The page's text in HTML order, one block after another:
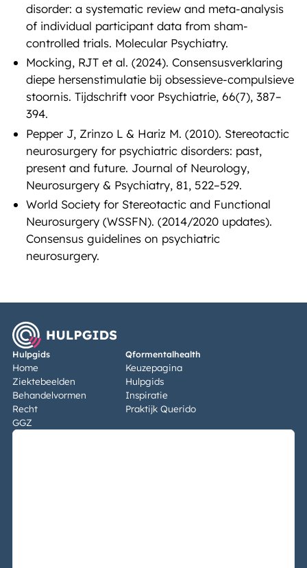
disorder: a systematic review and meta-analysis
of individual participant data from sham-
controlled trials. Molecular Psychiatry.
Mocking, RJT et al. (2024). Consensusverklaring
diepe hersenstimulatie bij obsessieve-compulsieve
stoornis. Tijdschrift voor Psychiatrie, 66(7), 387–
394.
Pepper J, Zrinzo L & Hariz M. (2010). Stereotactic
neurosurgery for psychiatric disorders: past,
present and future. Journal of Neurology,
Neurosurgery & Psychiatry, 81, 522–529.
World Society for Stereotactic and Functional
Neurosurgery (WSSFN). (2014/2020 updates).
Consensus guidelines on psychiatric
neurosurgery.
Hulpgids
Home
Ziektebeelden
Behandelvormen
Recht
GGZ
Qformentalhealth
Keuzepagina
Hulpgids
Inspiratie
Praktijk Querido